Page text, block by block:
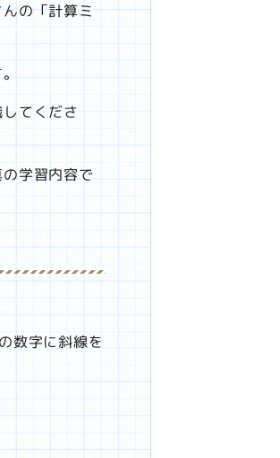
の「計算ミ
てくださ
学習内容で
数字に斜線を